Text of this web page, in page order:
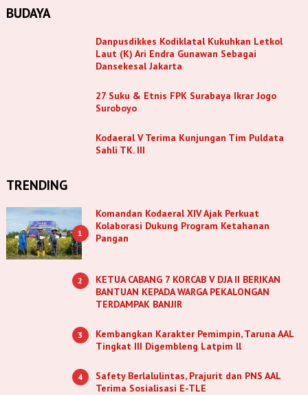
BUDAYA
Danpusdikkes Kodiklatal Kukuhkan Letkol
Laut (K) Ari Endra Gunawan Sebagai
Dansekesal Jakarta
27 Suku & Etnis FPK Surabaya Ikrar Jogo
Suroboyo
Kodaeral V Terima Kunjungan Tim Puldata
Sahli TK. III
TRENDING
1
Komandan Kodaeral XIV Ajak Perkuat
Kolaborasi Dukung Program Ketahanan
Pangan
2
KETUA CABANG 7 KORCAB V DJA II BERIKAN
BANTUAN KEPADA WARGA PEKALONGAN
TERDAMPAK BANJIR
3
Kembangkan Karakter Pemimpin, Taruna AAL
Tingkat III Digembleng Latpim ll
4
Safety Berlalulintas, Prajurit dan PNS AAL
Terima Sosialisasi E-TLE